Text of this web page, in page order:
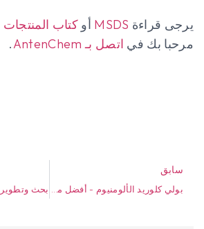
يرجى قراءة MSDS أوكتاب المنتجات
مرحبا بك في اتصل بـ AntenChem .
سابق
بولي كلوريد الألومنيوم - أفضل مادة لتنقية المياه